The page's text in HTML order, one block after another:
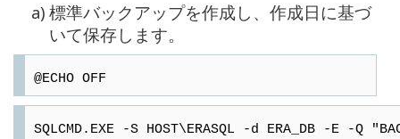
a) 標準バックアップを作成し、作成日に基づ
いて保存します。
@ECHO OFF
SQLCMD.EXE -S HOST\ERASQL -d ERA_DB -E -Q